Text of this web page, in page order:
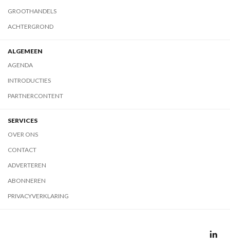
GROOTHANDELS
ACHTERGROND
ALGEMEEN
AGENDA
INTRODUCTIES
PARTNERCONTENT
SERVICES
OVER ONS
CONTACT
ADVERTEREN
ABONNEREN
PRIVACYVERKLARING